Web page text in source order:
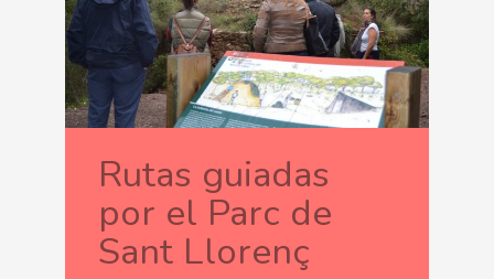
Rutas guiadas
por el Parc de
Sant Llorenç